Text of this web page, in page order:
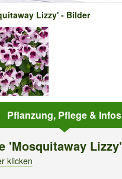
Lizzy' - Bilder
Pflanzung, Pflege & Infos
'Mosquitaway Lizzy'
klicken